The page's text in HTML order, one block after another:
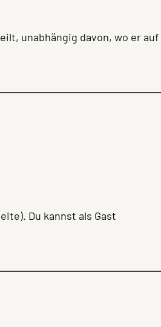
unabhängig davon, wo er auf
Du kannst als Gast